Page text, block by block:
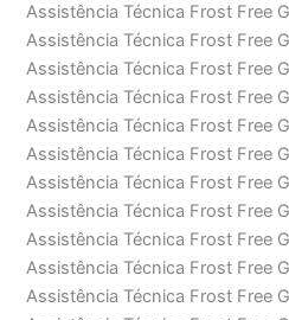
Assistência Técnica Frost Free
Assistência Técnica Frost Free
Assistência Técnica Frost Free
Assistência Técnica Frost Free
Assistência Técnica Frost Free
Assistência Técnica Frost Free
Assistência Técnica Frost Free
Assistência Técnica Frost Free
Assistência Técnica Frost Free
Assistência Técnica Frost Free
Assistência Técnica Frost Free